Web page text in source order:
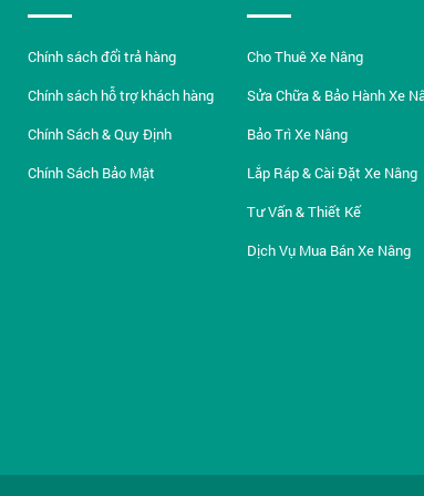
Chính sách đổi trả hàng
Chính sách hỗ trợ khách hàng
Chính Sách & Quy Định
Chính Sách Bảo Mật
Cho Thuê Xe Nâng
Sửa Chữa & Bảo Hành Xe
Bảo Trì Xe Nâng
Lắp Ráp & Cài Đặt Xe Nâng
Tư Vấn & Thiết Kế
Dịch Vụ Mua Bán Xe Nâng